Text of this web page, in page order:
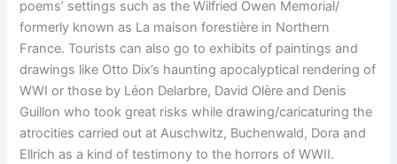
poems’ settings such as the Wilfried Owen Memorial/
formerly known as La maison forestière in Northern
France. Tourists can also go to exhibits of paintings and
drawings like Otto Dix’s haunting apocalyptical rendering of
WWI or those by Léon Delarbre, David Olère and Denis
Guillon who took great risks while drawing/caricaturing the
atrocities carried out at Auschwitz, Buchenwald, Dora and
Ellrich as a kind of testimony to the horrors of WWII.